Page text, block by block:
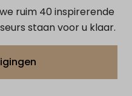
ruim 40 inspirerende
staan voor u klaar.